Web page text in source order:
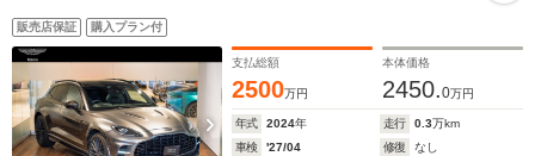
販売店保証 購入プラン付
支払総額
2500万円
本体価格
2450.0万円
年式 2024年 走行 0.3万km
車検
'27/04 修復
なし